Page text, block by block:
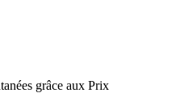
grâce aux Prix